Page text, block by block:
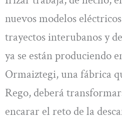
nuevos modelos
trayectos interubanos y
ya se están produciendo
Ormaiztegi, una fábrica
Rego, deberá
encarar el reto de la